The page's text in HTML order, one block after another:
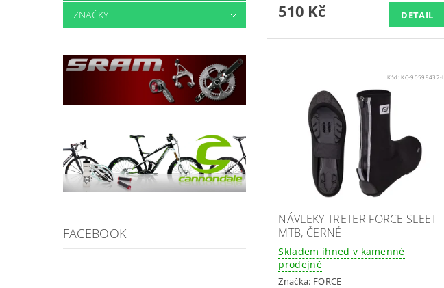
ZNAČKY
FACEBOOK
510 Kč DETAIL
Kód:KC-90598432-L
NÁVLEKY TRETER FORCE SLEET
MTB, ČERNÉ
Skladem ihned v kamenné
prodejně
Značka: FORCE